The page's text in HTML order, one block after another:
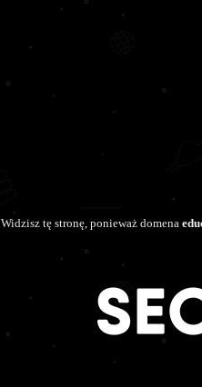
Widzisz tę stronę, ponieważ domena